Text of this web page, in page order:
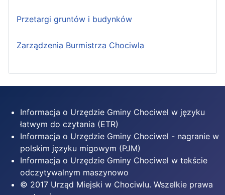
Przetargi gruntów i budynków
Zarządzenia Burmistrza Chociwla
Informacja o Urzędzie Gminy Chociwel w języku
łatwym do czytania (ETR)
Informacja o Urzędzie Gminy Chociwel - nagranie w
polskim języku migowym (PJM)
Informacja o Urzędzie Gminy Chociwel w tekście
odczytywalnym maszynowo
© 2017 Urząd Miejski w Chociwlu. Wszelkie prawa